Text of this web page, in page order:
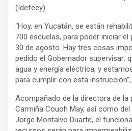
(Idefeey).
“Hoy, en Yucatán, se están
700 escuelas, para poder iniciar
30 de agosto. Hay tres cosas
pedido el Gobernador supervisar:
agua y energía eléctrica, y
para cumplir con esta
Acompañado de la directora de la
Carmiña Couoh May, así como
Jorge Montalvo Duarte, el